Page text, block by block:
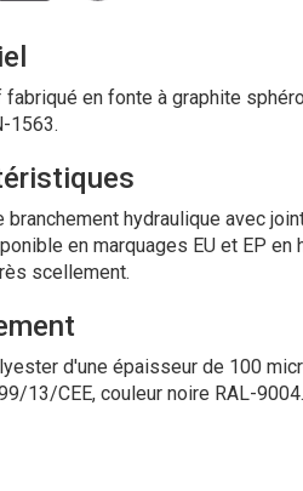
en fonte à graphite
1563.
branchement hydraulique avec
en marquages EU et EP en
scellement.
d'une épaisseur de 100
13/CEE, couleur noire RAL-9004.